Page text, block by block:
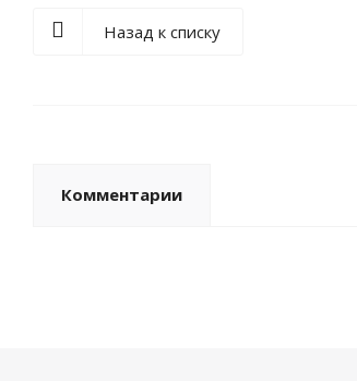
Назад к списку
Комментарии